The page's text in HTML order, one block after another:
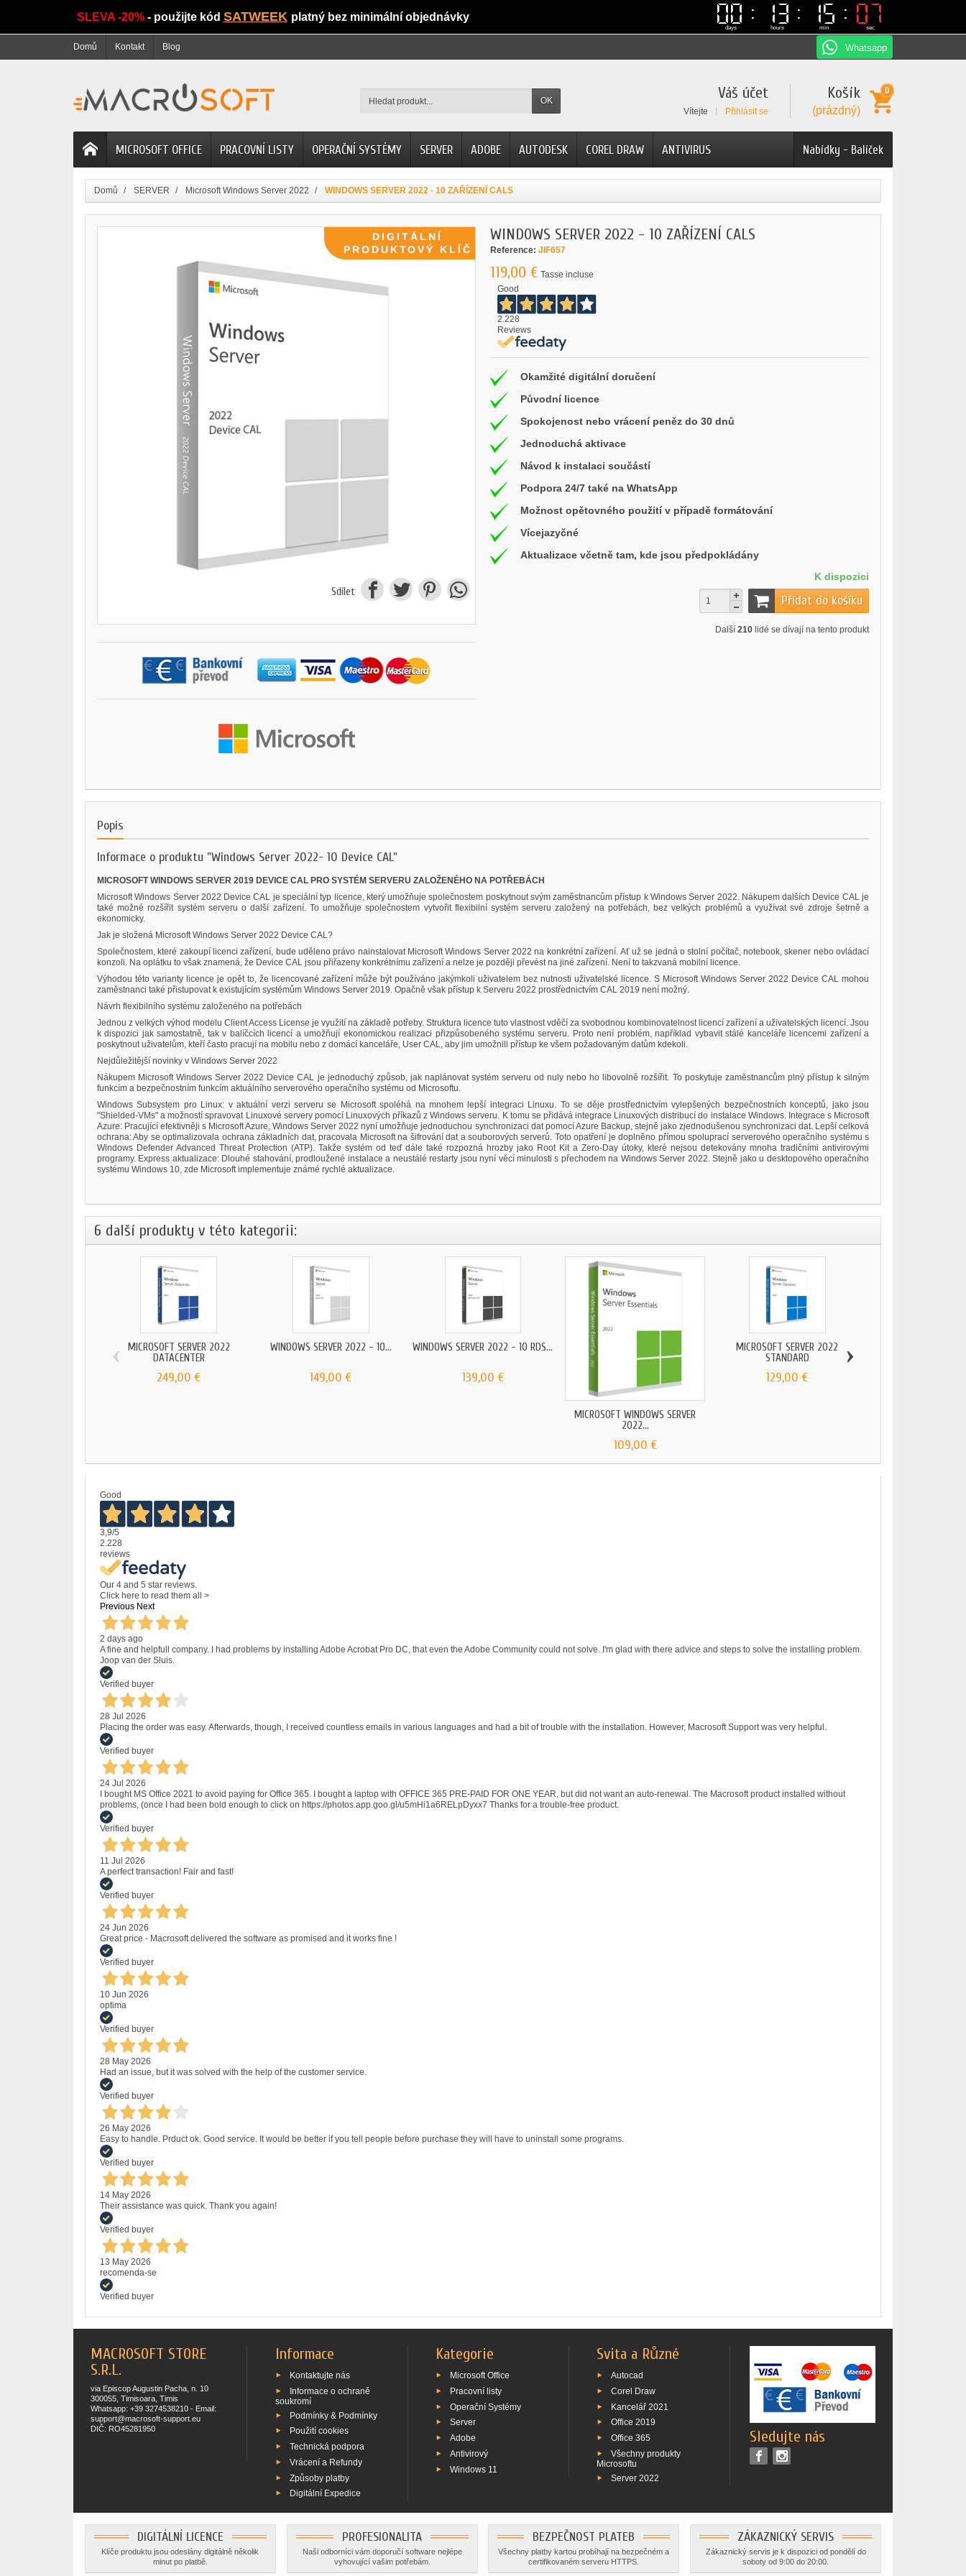
SLEVA -20% - použijte kód SATWEEK platný bez minimální objednávky 00
00
days
13
13
hours
15
15
min
07
07
sec
Domů Kontakt Blog Whatsapp
OK Košík
(prázdný)
0
Váš účet
Vítejte Přihlásit se
Nabídky - Balíček
MICROSOFT OFFICE PRACOVNÍ LISTY OPERAČNÍ SYSTÉMY SERVER ADOBE AUTODESK COREL DRAW ANTIVIRUS
Domů SERVER Microsoft Windows Server 2022 WINDOWS SERVER 2022 - 10 ZAŘÍZENÍ CALS
Sdílet
WINDOWS SERVER 2022 - 10 ZAŘÍZENÍ CALS
Reference: JIF657
119,00 € Tasse incluse
Good
2.228
Reviews
Okamžité digitální doručení
Původní licence
Spokojenost nebo vrácení peněz do 30 dnů
Jednoduchá aktivace
Návod k instalaci součástí
Podpora 24/7 také na WhatsApp
Možnost opětovného použití v případě formátování
Vícejazyčné
Aktualizace včetně tam, kde jsou předpokládány
K dispozici
Přidat do košíku
Další 210 lidé se dívají na tento produkt
Popis
Informace o produktu "Windows Server 2022- 10 Device CAL"
MICROSOFT WINDOWS SERVER 2019 DEVICE CAL PRO SYSTÉM SERVERU ZALOŽENÉHO NA POTŘEBÁCH
Microsoft Windows Server 2022 Device CAL je speciální typ licence, který umožňuje společnostem poskytnout svým zaměstnancům přístup k Windows Server 2022. Nákupem dalších Device CAL je
také možné rozšířit systém serveru o další zařízení. To umožňuje společnostem vytvořit flexibilní systém serveru založený na potřebách, bez velkých problémů a využívat své zdroje šetrně a
ekonomicky.
Jak je složená Microsoft Windows Server 2022 Device CAL?
Společnostem, které zakoupí licenci zařízení, bude uděleno právo nainstalovat Microsoft Windows Server 2022 na konkrétní zařízení. Ať už se jedná o stolní počítač, notebook, skener nebo ovládací
konzoli. Na oplátku to však znamená, že Device CAL jsou přiřazeny konkrétnímu zařízení a nelze je později převést na jiné zařízení. Není to takzvaná mobilní licence.
Výhodou této varianty licence je opět to, že licencované zařízení může být používáno jakýmkoli uživatelem bez nutnosti uživatelské licence. S Microsoft Windows Server 2022 Device CAL mohou
zaměstnanci také přistupovat k existujícím systémům Windows Server 2019. Opačně však přístup k Serveru 2022 prostřednictvím CAL 2019 není možný.
Návrh flexibilního systému založeného na potřebách
Jednou z velkých výhod modelu Client Access License je využití na základě potřeby. Struktura licence tuto vlastnost vděčí za svobodnou kombinovatelnost licencí zařízení a uživatelských licencí. Jsou
k dispozici jak samostatně, tak v balíčcích licencí a umožňují ekonomickou realizaci přizpůsobeného systému serveru. Proto není problém, například vybavit stálé kanceláře licencemi zařízení a
poskytnout uživatelům, kteří často pracují na mobilu nebo z domácí kanceláře, User CAL, aby jim umožnili přístup ke všem požadovaným datům kdekoli.
Nejdůležitější novinky v Windows Server 2022
Nákupem Microsoft Windows Server 2022 Device CAL je jednoduchý způsob, jak naplánovat systém serveru od nuly nebo ho libovolně rozšířit. To poskytuje zaměstnancům plný přístup k silným
funkcím a bezpečnostním funkcím aktuálního serverového operačního systému od Microsoftu.
Windows Subsystem pro Linux: v aktuální verzi serveru se Microsoft spoléhá na mnohem lepší integraci Linuxu. To se děje prostřednictvím vylepšených bezpečnostních konceptů, jako jsou
"Shielded-VMs" a možností spravovat Linuxové servery pomocí Linuxových příkazů z Windows serveru. K tomu se přidává integrace Linuxových distribucí do instalace Windows. Integrace s Microsoft
Azure: Pracující efektivněji s Microsoft Azure, Windows Server 2022 nyní umožňuje jednoduchou synchronizaci dat pomocí Azure Backup, stejně jako zjednodušenou synchronizaci dat. Lepší celková
ochrana: Aby se optimalizovala ochrana základních dat, pracovala Microsoft na šifrování dat a souborových serverů. Toto opatření je doplněno přímou spoluprací serverového operačního systému s
Windows Defender Advanced Threat Protection (ATP). Takže systém od teď dále také rozpozná hrozby jako Root Kit a Zero-Day útoky, které nejsou detekovány mnoha tradičními antivirovými
programy. Express aktualizace: Dlouhé stahování, prodloužené instalace a neustálé restarty jsou nyní věcí minulosti s přechodem na Windows Server 2022. Stejně jako u desktopového operačního
systému Windows 10, zde Microsoft implementuje známé rychlé aktualizace.
6 další produkty v této kategorii:
MICROSOFT SERVER 2022
DATACENTER
249,00 €
WINDOWS SERVER 2022 - 10...
149,00 €
WINDOWS SERVER 2022 - 10 RDS...
139,00 €
MICROSOFT WINDOWS SERVER
2022...
109,00 €
MICROSOFT SERVER 2022
STANDARD
129,00 €
‹ ›
Good
3,9/5
2.228
reviews
Our 4 and 5 star reviews.
Click here to read them all >
Previous Next
2 days ago
A fine and helpfull company. I had problems by installing Adobe Acrobat Pro DC, that even the Adobe Community could not solve. I'm glad with there advice and steps to solve the installing problem.
Joop van der Sluis.
Verified buyer
28 Jul 2026
Placing the order was easy. Afterwards, though, I received countless emails in various languages and had a bit of trouble with the installation. However, Macrosoft Support was very helpful.
Verified buyer
24 Jul 2026
I bought MS Office 2021 to avoid paying for Office 365. I bought a laptop with OFFICE 365 PRE-PAID FOR ONE YEAR, but did not want an auto-renewal. The Macrosoft product installed without
problems, (once I had been bold enough to click on https://photos.app.goo.gl/u5mHi1a6RELpDyxx7 Thanks for a trouble-free product.
Verified buyer
11 Jul 2026
A perfect transaction! Fair and fast!
Verified buyer
24 Jun 2026
Great price - Macrosoft delivered the software as promised and it works fine !
Verified buyer
10 Jun 2026
optima
Verified buyer
28 May 2026
Had an issue, but it was solved with the help of the customer service.
Verified buyer
26 May 2026
Easy to handle. Prduct ok. Good service. It would be better if you tell people before purchase they will have to uninstall some programs.
Verified buyer
14 May 2026
Their assistance was quick. Thank you again!
Verified buyer
13 May 2026
recomenda-se
Verified buyer
MACROSOFT STORE
S.R.L.
via Episcop Augustin Pacha, n. 10
300055, Timisoara, Timis
Whatsapp: +39 3274538210 - Email:
support@macrosoft-support.eu
DIČ: RO45281950
Informace
Kontaktujte nás
Informace o ochraně
soukromí
Podmínky & Podmínky
Použití cookies
Technická podpora
Vrácení a Refundy
Způsoby platby
Digitální Expedice
Kategorie
Microsoft Office
Pracovní listy
Operační Systémy
Server
Adobe
Antivirový
Windows 11
Svita a Různé
Autocad
Corel Draw
Kancelář 2021
Office 2019
Office 365
Všechny produkty
Microsoftu
Server 2022
Sledujte nás
DIGITÁLNÍ LICENCE
Klíče produktu jsou odeslány digitálně několik
minut po platbě.
PROFESIONALITA
Naši odborníci vám doporučí software nejlépe
vyhovující vašim potřebám.
BEZPEČNOST PLATEB
Všechny platby kartou probíhají na bezpečném a
certifikovaném serveru HTTPS.
ZÁKAZNICKÝ SERVIS
Zákaznický servis je k dispozici od pondělí do
soboty od 9:00 do 20:00.